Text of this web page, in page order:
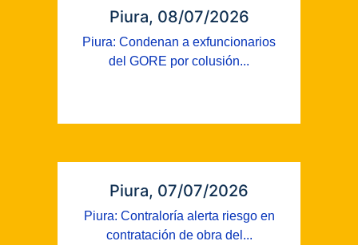
Piura, 08/07/2026
Piura: Condenan a exfuncionarios
del GORE por colusión...
Piura, 07/07/2026
Piura: Contraloría alerta riesgo en
contratación de obra del...